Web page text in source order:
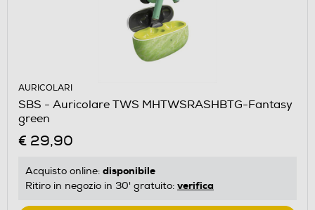
AURICOLARI
SBS - Auricolare TWS MHTWSRASHBTG-Fantasy
green
€ 29,90
Acquisto online: disponibile
Ritiro in negozio in 30' gratuito: verifica